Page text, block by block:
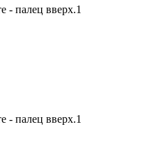
- палец вверх.1
- палец вверх.1